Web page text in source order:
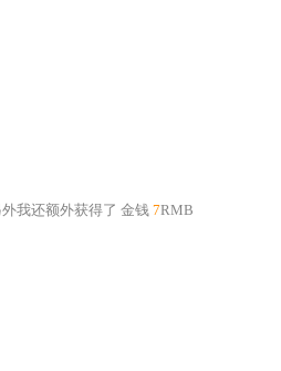
外我还额外获得了 金钱 7RMB